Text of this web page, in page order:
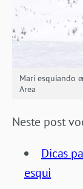
Mari esquiando
Area
Neste post
Dicas
esqui